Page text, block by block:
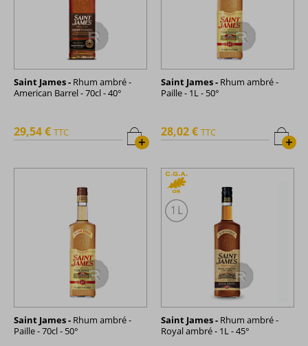
Saint James - Rhum ambré -
American Barrel - 70cl - 40°
+
29,54 € TTC
Saint James - Rhum ambré -
Paille - 1L - 50°
+
28,02 € TTC
Saint James - Rhum ambré -
Paille - 70cl - 50°
Saint James - Rhum ambré -
Royal ambré - 1L - 45°